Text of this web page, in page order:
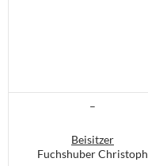
–
Beisitzer
Fuchshuber Christoph